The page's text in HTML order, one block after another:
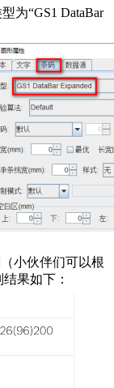
为“GS1 DataBar
小伙伴们可以根
果如下：